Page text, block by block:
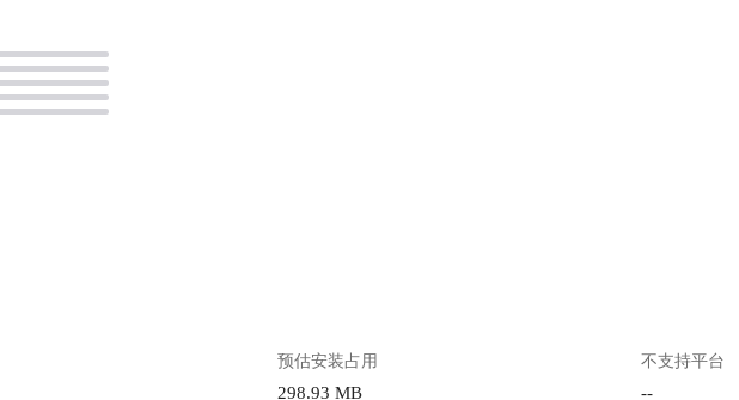
预估安装占用
298.93 MB
不支持平台
--